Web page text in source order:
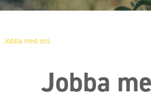
Jobba med oss
Jobba